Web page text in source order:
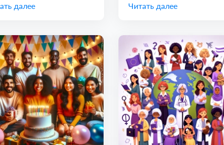
далее
Читать далее